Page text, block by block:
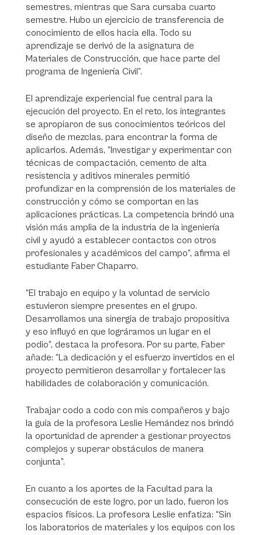
semestres, mientras que Sara cursaba cuarto
semestre. Hubo un ejercicio de transferencia de
conocimiento de ellos hacia ella. Todo su
aprendizaje se derivó de la asignatura de
Materiales de Construcción, que hace parte del
programa de Ingeniería Civil”.
El aprendizaje experiencial fue central para la
ejecución del proyecto. En el reto, los integrantes
se apropiaron de sus conocimientos teóricos del
diseño de mezclas, para encontrar la forma de
aplicarlos. Además, “Investigar y experimentar con
técnicas de compactación, cemento de alta
resistencia y aditivos minerales permitió
profundizar en la comprensión de los materiales de
construcción y cómo se comportan en las
aplicaciones prácticas. La competencia brindó una
visión más amplia de la industria de la ingeniería
civil y ayudó a establecer contactos con otros
profesionales y académicos del campo”, afirma el
estudiante Faber Chaparro.
“El trabajo en equipo y la voluntad de servicio
estuvieron siempre presentes en el grupo.
Desarrollamos una sinergia de trabajo propositiva
y eso influyó en que lográramos un lugar en el
podio”, destaca la profesora. Por su parte, Faber
añade: “La dedicación y el esfuerzo invertidos en el
proyecto permitieron desarrollar y fortalecer las
habilidades de colaboración y comunicación.
Trabajar codo a codo con mis compañeros y bajo
la guía de la profesora Leslie Hernández nos brindó
la oportunidad de aprender a gestionar proyectos
complejos y superar obstáculos de manera
conjunta”.
En cuanto a los aportes de la Facultad para la
consecución de este logro, por un lado, fueron los
espacios físicos. La profesora Leslie enfatiza: “Sin
los laboratorios de materiales y los equipos con los